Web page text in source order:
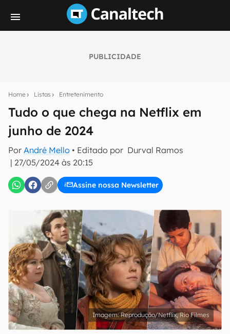
PUBLICIDADE
Home Listas Entretenimento
Tudo o que chega na Netflix em
junho de 2024
Por André Mello • Editado por Durval Ramos
| 27/05/2024 às 20:15
Assine nossa Newsletter
notícias e reviews sobre tecnologia em primeira
mão.
E-mail
Uso e Política de Privacidade do Canaltech.
Reprodução/Netflix, Rio Filmes